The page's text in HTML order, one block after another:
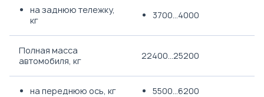
на заднюю тележку,
кг
3700...4000
Полная масса
автомобиля, кг
22400...25200
на переднюю ось, кг 5500...6200